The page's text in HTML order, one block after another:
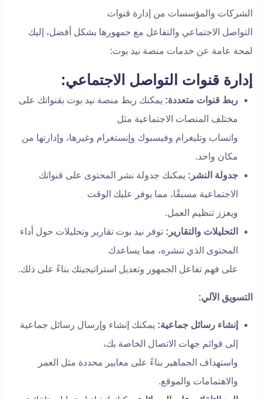
الشركات والمؤسسات من إدارة قنوات
التواصل الاجتماعي والتفاعل مع جمهورها بشكل أفضل، إليك
لمحة عامة عن خدمات منصة نيد بوت:
إدارة قنوات التواصل الاجتماعي:
ربط قنوات متعددة: يمكنك ربط منصة نيد بوت بقنواتك على
مختلف المنصات الاجتماعية مثل
واتساب وتليغرام وفيسبوك وإنستغرام وغيرها، وإدارتها من
مكان واحد.
جدولة النشر: يمكنك جدولة نشر المحتوى على قنواتك
الاجتماعية مسبقًا، مما يوفر عليك الوقت
ويعزز تنظيم العمل.
التحليلات والتقارير: توفر نيد بوت تقارير وتحليلات حول أداء
المحتوى الذي تنشره، مما يساعدك
على فهم تفاعل الجمهور وتعديل استراتيجيتك بناءً على ذلك.
التسويق الآلي:
إنشاء رسائل جماعية: يمكنك إنشاء وإرسال رسائل جماعية
إلى قوائم جهات الاتصال الخاصة بك،
واستهداف الجماهير بناءً على معايير محددة مثل العمر
والاهتمامات والموقع.